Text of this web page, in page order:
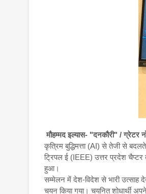
मौहम्मद इल्यास- "दनकौरी" / ग्रेटर
कृत्रिम बुद्धिमत्ता (AI) से तेजी से
ट्रिपल ई (IEEE) उत्तर प्रदेश चैप्टर
हुआ।
सम्मेलन में देश-विदेश से भारी उत्साह
चयन किया गया। चयनित शोधार्थी